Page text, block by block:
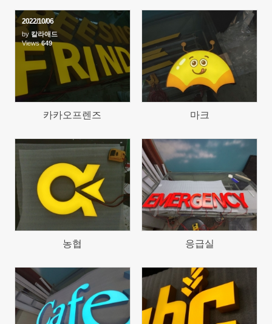
2022/10/06
by 칼라애드
Views649
카카오프렌즈
2029
마크
634
농협
622
응급실
718 672